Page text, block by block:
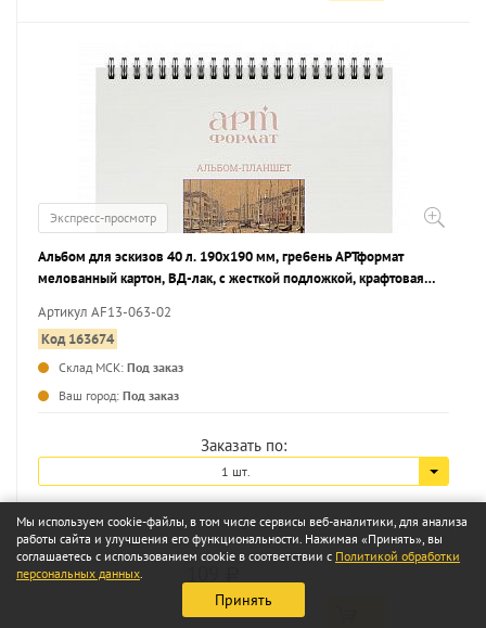
Экспресс-просмотр
Альбом для эскизов 40 л. 190х190 мм, гребень АРТформат
мелованный картон, ВД-лак, с жесткой подложкой, крафтовая
Артикул AF13-063-02
Код 163674
Склад МСК: Под заказ
Ваш город: Под заказ
Заказать по:
1 шт.
Мы используем cookie-файлы, в том числе сервисы веб-аналитики, для анализа
работы сайта и улучшения его функциональности. Нажимая «Принять», вы
соглашаетесь с использованием cookie в соответствии с Политикой обработки
персональных данных.
Принять